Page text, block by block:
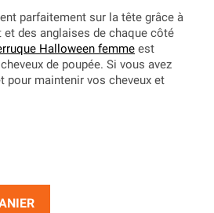
parfaitement sur la tête grâce à
des anglaises de chaque côté
Halloween femme est
de poupée. Si vous avez
pour maintenir vos cheveux et